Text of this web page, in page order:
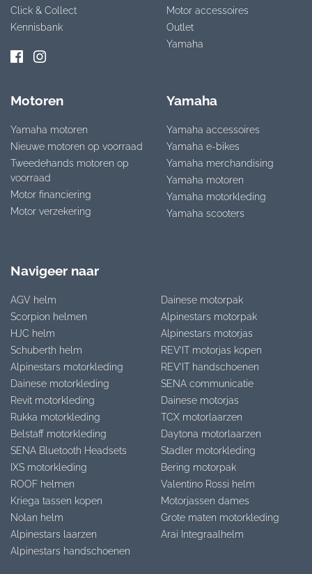
Click & Collect
Kennisbank
Motor accessoires
Outlet
Yamaha
Motoren
Yamaha motoren
Nieuwe motoren op voorraad
Tweedehands motoren op
voorraad
Motor financiering
Motor verzekering
Yamaha
Yamaha accessoires
Yamaha e-bikes
Yamaha merchandising
Yamaha motoren
Yamaha motorkleding
Yamaha scooters
Navigeer naar
AGV helm
Scorpion helmen
HJC helm
Schuberth helm
Alpinestars motorkleding
Dainese motorkleding
Revit motorkleding
Rukka motorkleding
Belstaff motorkleding
SENA Bluetooth Headsets
IXS motorkleding
ROOF helmen
Kriega tassen kopen
Nolan helm
Alpinestars laarzen
Alpinestars handschoenen
Dainese motorpak
Alpinestars motorpak
Alpinestars motorjas
REV’IT motorjas kopen
REV’IT handschoenen
SENA communicatie
Dainese motorjas
TCX motorlaarzen
Daytona motorlaarzen
Stadler motorkleding
Bering motorpak
Valentino Rossi helm
Motorjassen dames
Grote maten motorkleding
Arai Integraalhelm